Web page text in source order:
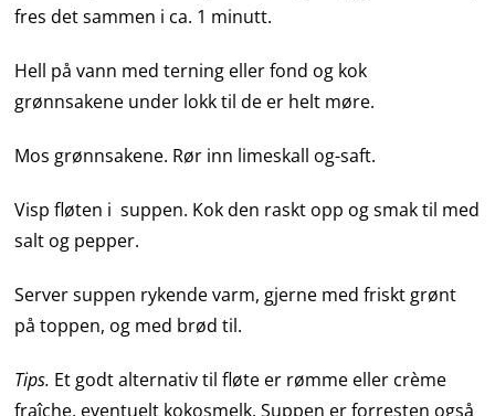
fres det sammen i ca. 1 minutt.
Hell på vann med terning eller fond og kok
grønnsakene under lokk til de er helt møre.
Mos grønnsakene. Rør inn limeskall og-saft.
Visp fløten i suppen. Kok den raskt opp og smak til med
salt og pepper.
Server suppen rykende varm, gjerne med friskt grønt
på toppen, og med brød til.
Tips. Et godt alternativ til fløte er rømme eller crème
fraîche, eventuelt kokosmelk. Suppen er forresten også